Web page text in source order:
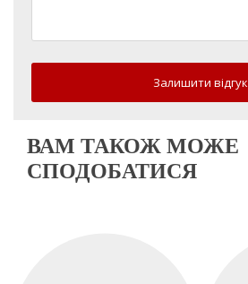
Залишити відгук
ВАМ ТАКОЖ МОЖЕ
СПОДОБАТИСЯ